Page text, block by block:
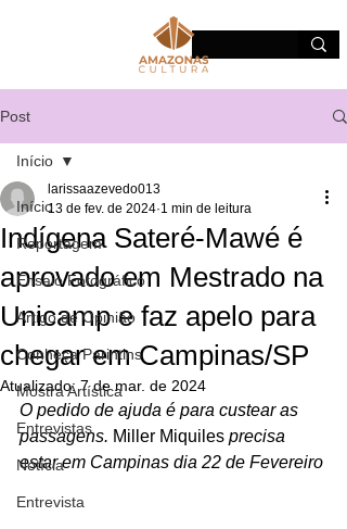
Post
Início
Reportagem
Ensaio Fotográfico
Artigo de Opinião
Conheça Parintins
Mostra Artística
Entrevistas
Notícia
Entrevista
Início
Indígena Sateré-Mawé é
aprovado em Mestrado na
Unicamp e faz apelo para
chegar em Campinas/SP
larissaazevedo013
13 de fev. de 2024 1 min de leitura
Atualizado:7 de mar. de 2024
O pedido de ajuda é para custear as
passagens. Miller Miquiles precisa
estar em Campinas dia 22 de Fevereiro